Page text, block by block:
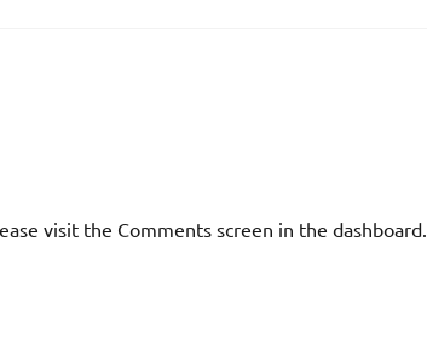
visit the Comments screen in the dashboard.